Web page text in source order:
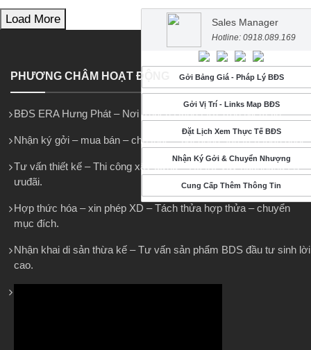
Load More Sales Manager
Hotline: 0918.089.169
Gởi Bảng Giá - Pháp Lý BĐS
Gởi Vị Trí - Links Map BĐS
Đặt Lịch Xem Thực Tế BĐS
Nhận Ký Gởi & Chuyển Nhượng
Cung Cấp Thêm Thông Tin
PHƯƠNG CHÂM HOẠT ĐỘNG
BĐS ERA Hưng Phát – Nơi Khách Hàng Gởi Trọn Niềm tin
Nhận ký gởi – mua bán – cho thuê – bất động sản trên toàn quốc.
Tư vấn thiết kế – Thi công xây dựng – Hỗ trợ vay ngânhàng LS
ưuđãi.
Hợp thức hóa – xin phép XD – Tách thửa hợp thửa – chuyển
mục đích.
Nhận khai di sản thừa kế – Tư vấn sản phẩm BDS đầu tư sinh lời
cao.